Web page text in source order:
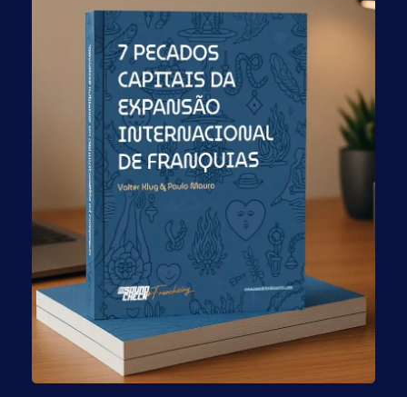
Área de Interesse
Enviar o formulário